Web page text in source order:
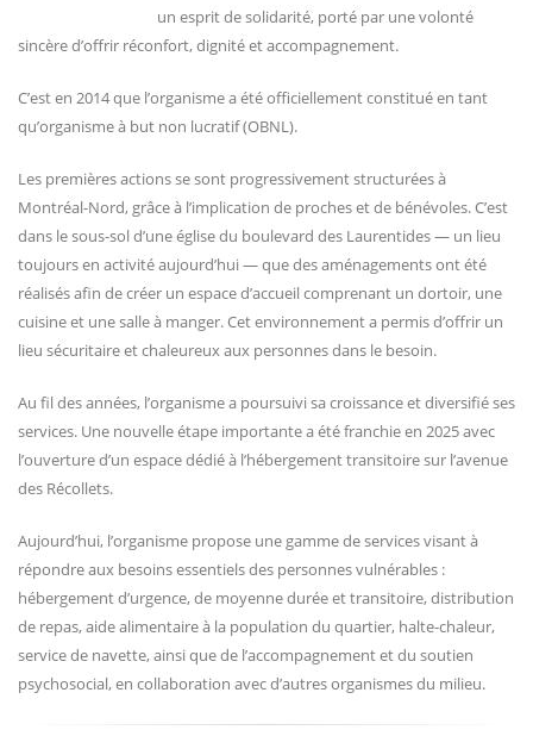
un esprit de solidarité, porté par une volonté
sincère d’offrir réconfort, dignité et accompagnement.
C’est en 2014 que l’organisme a été officiellement constitué en tant
qu’organisme à but non lucratif (OBNL).
Les premières actions se sont progressivement structurées à
Montréal-Nord, grâce à l’implication de proches et de bénévoles. C’est
dans le sous-sol d’une église du boulevard des Laurentides — un lieu
toujours en activité aujourd’hui — que des aménagements ont été
réalisés afin de créer un espace d’accueil comprenant un dortoir, une
cuisine et une salle à manger. Cet environnement a permis d’offrir un
lieu sécuritaire et chaleureux aux personnes dans le besoin.
Au fil des années, l’organisme a poursuivi sa croissance et diversifié ses
services. Une nouvelle étape importante a été franchie en 2025 avec
l’ouverture d’un espace dédié à l’hébergement transitoire sur l’avenue
des Récollets.
Aujourd’hui, l’organisme propose une gamme de services visant à
répondre aux besoins essentiels des personnes vulnérables :
hébergement d’urgence, de moyenne durée et transitoire, distribution
de repas, aide alimentaire à la population du quartier, halte-chaleur,
service de navette, ainsi que de l’accompagnement et du soutien
psychosocial, en collaboration avec d’autres organismes du milieu.